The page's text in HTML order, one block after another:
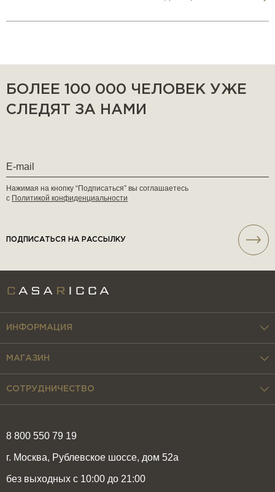
БОЛЕЕ 100 000 ЧЕЛОВЕК УЖЕ
СЛЕДЯТ ЗА НАМИ
Нажимая на кнопку “Подписаться” вы соглашаетесь
с Политикой конфиденциальности
ПОДПИСАТЬСЯ НА РАССЫЛКУ
8 800 550 79 19
г. Москва, Рублевское шоссе, дом 52а
без выходных с 10:00 до 21:00
ИНФОРМАЦИЯ
МАГАЗИН
СОТРУДНИЧЕСТВО